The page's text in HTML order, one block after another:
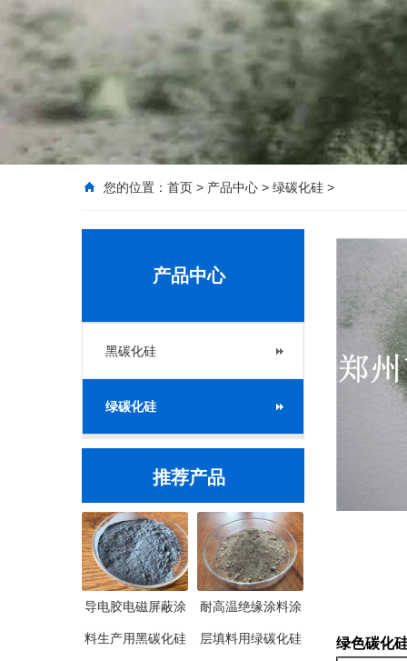
您的位置： 首页 > 产品中心 > 绿碳化硅 >
产品中心
黑碳化硅
绿碳化硅
推荐产品
导电胶电磁屏蔽涂
料生产用黑碳化硅
耐高温绝缘涂料涂
层填料用绿碳化硅
绿色碳化